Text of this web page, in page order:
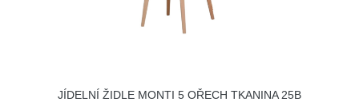
JÍDELNÍ ŽIDLE MONTI 5 OŘECH TKANINA 25B